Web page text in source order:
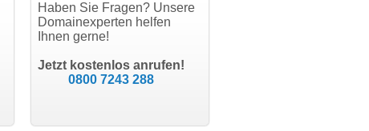
"Super Abwicklung, vielen
modern software GbR
Landau an der Isar
"Vielen Dank für den
Haben Sie Fragen? Unsere
Domainexperten helfen
Ihnen gerne!
Jetzt kostenlos anrufen!
0800 7243 288